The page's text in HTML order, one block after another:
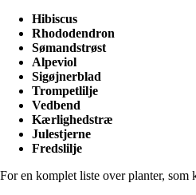
Hibiscus
Rhododendron
Sømandstrøst
Alpeviol
Sigøjnerblad
Trompetlilje
Vedbend
Kærlighedstræ
Julestjerne
Fredslilje
For en komplet liste over planter, som